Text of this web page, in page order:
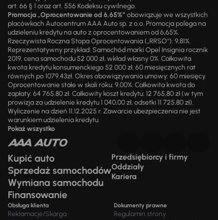
art. 66 § 1 oraz art. 556 Kodeksu cywilnego.
Promocja „Oprocentowanie od 6,65%” obowiązuje we wszystkich
placówkach Autocentrum AAA Auto sp. z o.o. Promocja polega na
udzieleniu kredytu na auto z oprocentowaniem od 6,65%.
Rzeczywista Roczna Stopa Oprocentowania („RRSO“): 9,81%.
Reprezentatywny przykład: Samochód marki Opel Insignia rocznik
2019, cena samochodu 52 000 zł, wkład własny 0%. Całkowita
kwota kredytu konsumenckiego 52 000 zł, 60 miesięcznych rat
równych po 1079,43zł. Okres obowiązywania umowy: 60 miesięcy.
Oprocentowanie stałe w skali roku: 9,00%. Całkowita kwota do
zapłaty: 64 765,80 zł. Całkowity koszt kredytu: 12 765,80 zł (w tym
prowizja za udzielenie kredytu 1 040,00 zł, odsetki 11 725,80 zł).
Wyliczenie na dzień 11.12.2025 r. Zawarcie ubezpieczenia nie jest
warunkiem udzielenia kredytu.
Pokaż wszystko
Kupić auto
Sprzedaż samochodów
Wymiana samochodu
Finansowanie
Przedsiębiorcy i firmy
Oddziały
Kariera
Obsługa klienta
Reklamacje/Skarga
Dokumenty prawne
Regulamin strony